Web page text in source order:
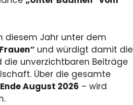
diesem Jahr unter dem
und würdigt damit die
die unverzichtbaren Beiträge
Über die gesamte
August 2026 – wird